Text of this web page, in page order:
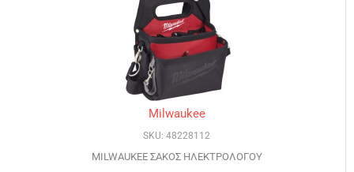
Milwaukee
SKU: 48228112
MILWAUKEE ΣΑΚΟΣ ΗΛΕΚΤΡΟΛΟΓΟΥ